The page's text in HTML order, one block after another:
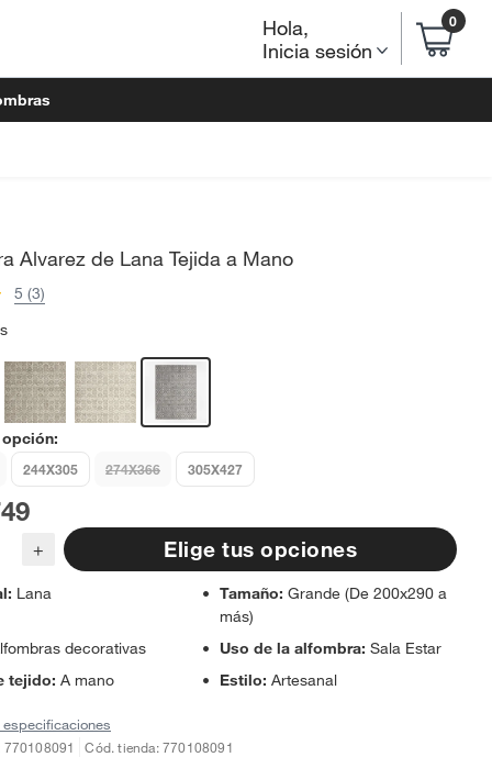
Hola,
Inicia sesión
0
Alvarez de Lana Tejida a Mano
5 (3)
244X305 274X366 305X427
+ Elige tus opciones
: Lana Tamaño: Grande (De 200x290 a
más)
decorativas Uso de la alfombra: Sala Estar
tejido: A mano Estilo: Artesanal
especificaciones
Cód. tienda: 770108091